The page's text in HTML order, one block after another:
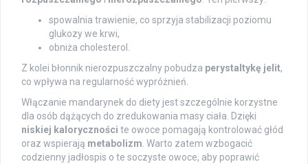
spowalnia trawienie, co sprzyja stabilizacji poziomu
glukozy we krwi,
obniża cholesterol.
Z kolei błonnik nierozpuszczalny pobudza perystaltykę jelit,
co wpływa na regularność wypróżnień.
Włączanie mandarynek do diety jest szczególnie korzystne
dla osób dążących do zredukowania masy ciała. Dzięki
niskiej kaloryczności te owoce pomagają kontrolować głód
oraz wspierają metabolizm. Warto zatem wzbogacić
codzienny jadłospis o te soczyste owoce, aby poprawić